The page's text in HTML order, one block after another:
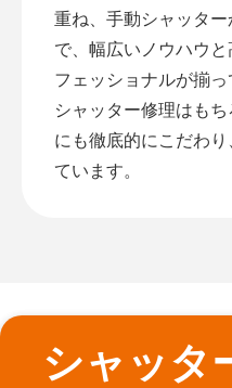
重ね、手動シャッタ
で、幅広いノウハウ
フェッショナルが揃っ
シャッター修理はも
にも徹底的にこだわ
ています。
シャッタ